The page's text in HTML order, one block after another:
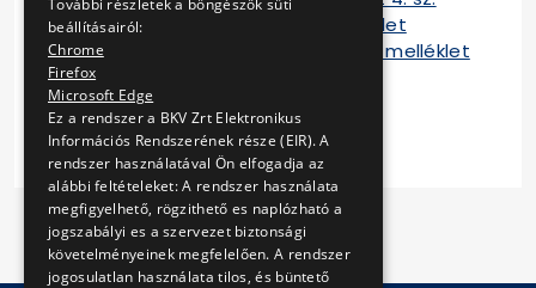
Egyéb nyilatkozat 5. sz. melléklet
Nyilatkozat az adózásról 6. sz. melléklet
Vállalkozási keretszerződés
További részletek a böngészők süti
beállításairól:
Chrome
Firefox
Microsoft Edge
Ez a rendszer a BKV Zrt Elektronikus
Információs Rendszerének része (EIR). A
rendszer használatával Ön elfogadja az
alábbi feltételeket: A rendszer használata
megfigyelhető, rögzithető es naplózható a
jogszabályi es a szervezet biztonsági
követelményeinek megfelelően. A rendszer
jogosulatlan használata tilos, és büntető